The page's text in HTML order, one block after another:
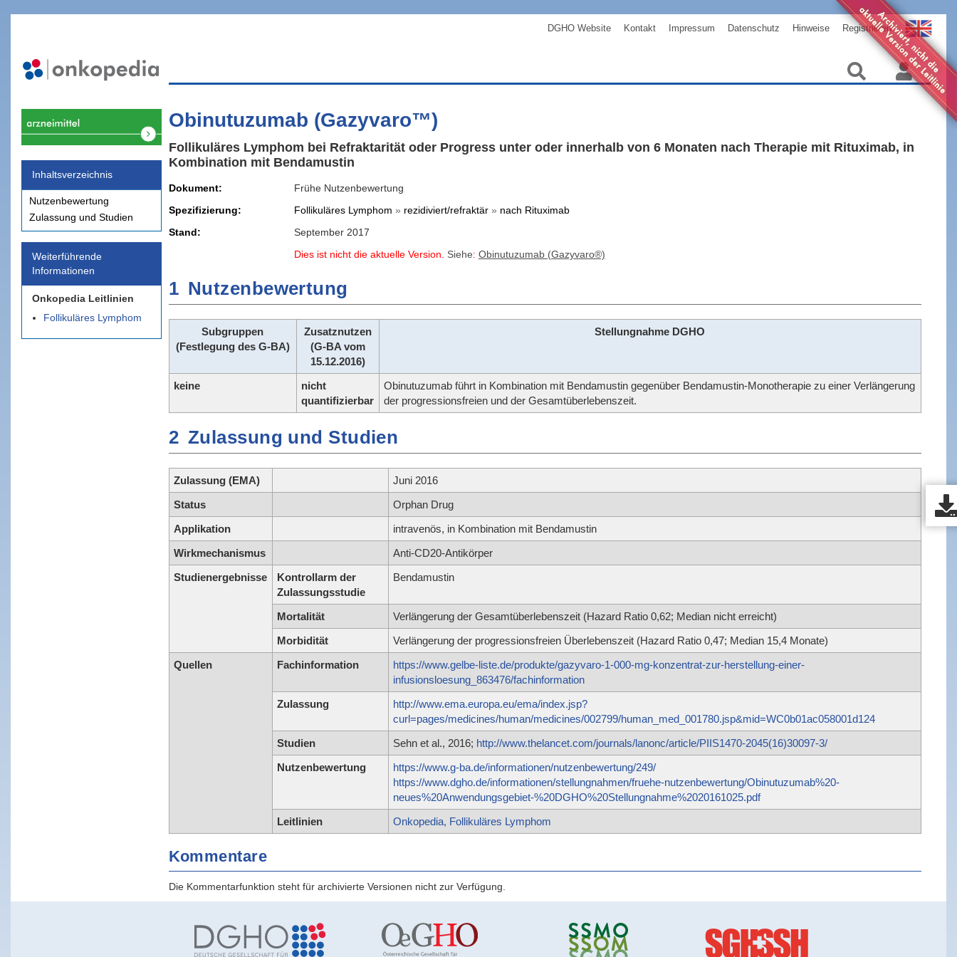
DGHO Website Kontakt Impressum Datenschutz Hinweise Registrieren
Inhaltsverzeichnis
Nutzenbewertung
Zulassung und Studien
Weiterführende
Informationen
Onkopedia Leitlinien
Follikuläres Lymphom
Obinutuzumab (Gazyvaro™)
Follikuläres Lymphom bei Refraktarität oder Progress unter oder innerhalb von 6 Monaten nach Therapie mit Rituximab, in
Kombination mit Bendamustin
Dokument
Frühe Nutzenbewertung
Spezifizierung
Follikuläres Lymphom » rezidiviert/refraktär» nach Rituximab
Stand
September 2017
Dies ist nicht die aktuelle Version.
Siehe: Obinutuzumab (Gazyvaro®)
1 Nutzenbewertung
Subgruppen
(Festlegung des G-BA)
Zusatznutzen
(G-BA vom
15.12.2016)
Stellungnahme DGHO
keine
nicht
quantifizierbar
Obinutuzumab führt in Kombination mit Bendamustin gegenüber Bendamustin-Monotherapie zu einer Verlängerung
der progressionsfreien und der Gesamtüberlebenszeit.
2 Zulassung und Studien
Zulassung (EMA)
Juni 2016
Status
Orphan Drug
Applikation
intravenös, in Kombination mit Bendamustin
Wirkmechanismus
Anti-CD20-Antikörper
Studienergebnisse
Kontrollarm der
Zulassungsstudie
Bendamustin
Mortalität
Verlängerung der Gesamtüberlebenszeit (Hazard Ratio 0,62; Median nicht erreicht)
Morbidität
Verlängerung der progressionsfreien Überlebenszeit (Hazard Ratio 0,47; Median 15,4 Monate)
Quellen
Fachinformation
https://www.gelbe-liste.de/produkte/gazyvaro-1-000-mg-konzentrat-zur-herstellung-einer-
infusionsloesung_863476/fachinformation
Zulassung
http://www.ema.europa.eu/ema/index.jsp?
curl=pages/medicines/human/medicines/002799/human_med_001780.jsp&mid=WC0b01ac058001d124
Studien
Sehn et al., 2016; http://www.thelancet.com/journals/lanonc/article/PIIS1470-2045(16)30097-3/
Nutzenbewertung
https://www.g-ba.de/informationen/nutzenbewertung/249/
https://www.dgho.de/informationen/stellungnahmen/fruehe-nutzenbewertung/Obinutuzumab%20-
neues%20Anwendungsgebiet-%20DGHO%20Stellungnahme%2020161025.pdf
Leitlinien
Onkopedia, Follikuläres Lymphom
Kommentare
Die Kommentarfunktion steht für archivierte Versionen nicht zur Verfügung.